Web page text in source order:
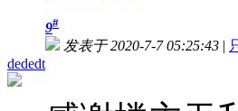
dededt
9#
发表于 2020-7-7 05:25:43 |